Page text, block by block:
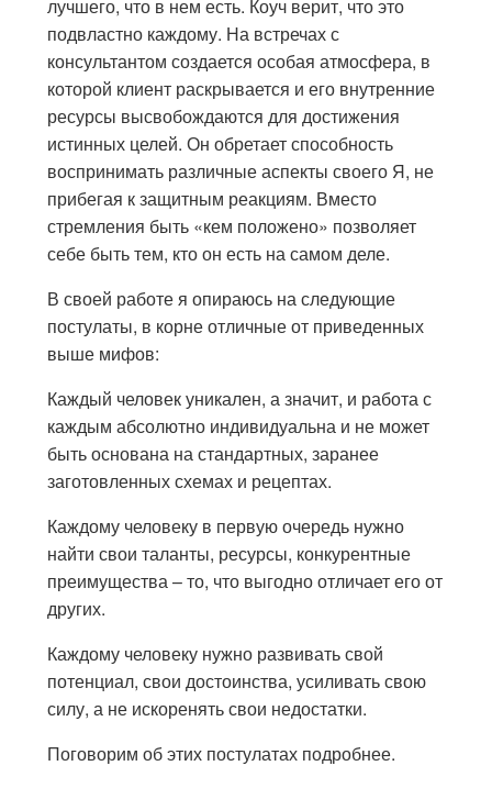
лучшего, что в нем есть. Коуч верит, что это
подвластно каждому. На встречах с
консультантом создается особая атмосфера, в
которой клиент раскрывается и его внутренние
ресурсы высвобождаются для достижения
истинных целей. Он обретает способность
воспринимать различные аспекты своего Я, не
прибегая к защитным реакциям. Вместо
стремления быть «кем положено» позволяет
себе быть тем, кто он есть на самом деле.
В своей работе я опираюсь на следующие
постулаты, в корне отличные от приведенных
выше мифов:
Каждый человек уникален, а значит, и работа с
каждым абсолютно индивидуальна и не может
быть основана на стандартных, заранее
заготовленных схемах и рецептах.
Каждому человеку в первую очередь нужно
найти свои таланты, ресурсы, конкурентные
преимущества – то, что выгодно отличает его от
других.
Каждому человеку нужно развивать свой
потенциал, свои достоинства, усиливать свою
силу, а не искоренять свои недостатки.
Поговорим об этих постулатах подробнее.